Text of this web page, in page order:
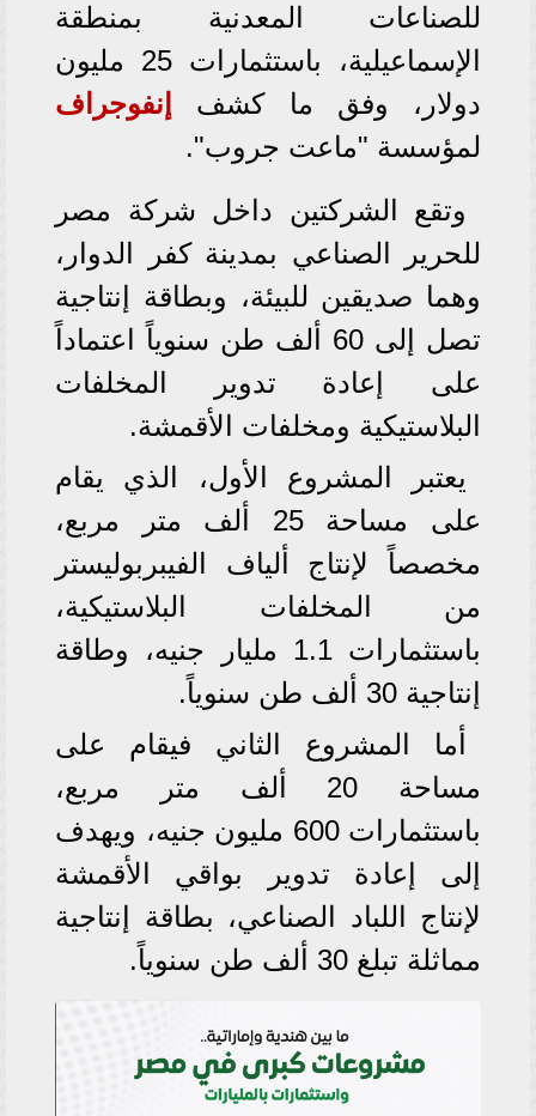
للصناعات المعدنية بمنطقة
الإسماعيلية، باستثمارات 25 مليون
دولار، وفق ما كشف إنفوجراف
لمؤسسة "ماعت جروب".
وتقع الشركتين داخل شركة مصر
للحرير الصناعي بمدينة كفر الدوار،
وهما صديقين للبيئة، وبطاقة إنتاجية
تصل إلى 60 ألف طن سنوياً اعتماداً
على إعادة تدوير المخلفات
البلاستيكية ومخلفات الأقمشة.
يعتبر المشروع الأول، الذي يقام
على مساحة 25 ألف متر مربع،
مخصصاً لإنتاج ألياف الفيبربوليستر
من المخلفات البلاستيكية،
باستثمارات 1.1 مليار جنيه، وطاقة
إنتاجية 30 ألف طن سنوياً.
أما المشروع الثاني فيقام على
مساحة 20 ألف متر مربع،
باستثمارات 600 مليون جنيه، ويهدف
إلى إعادة تدوير بواقي الأقمشة
لإنتاج اللباد الصناعي، بطاقة إنتاجية
مماثلة تبلغ 30 ألف طن سنوياً.